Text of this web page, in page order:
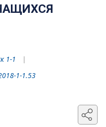
1-1
1-1.53